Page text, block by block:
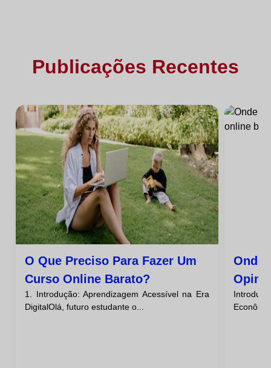
Publicações Recentes
O Que Preciso Para Fazer Um
Curso Online Barato?
1. Introdução: Aprendizagem Acessível na Era
DigitalOlá, futuro estudante o...
Onde